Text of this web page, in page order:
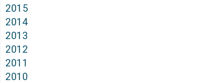
2015
2014
2013
2012
2011
2010